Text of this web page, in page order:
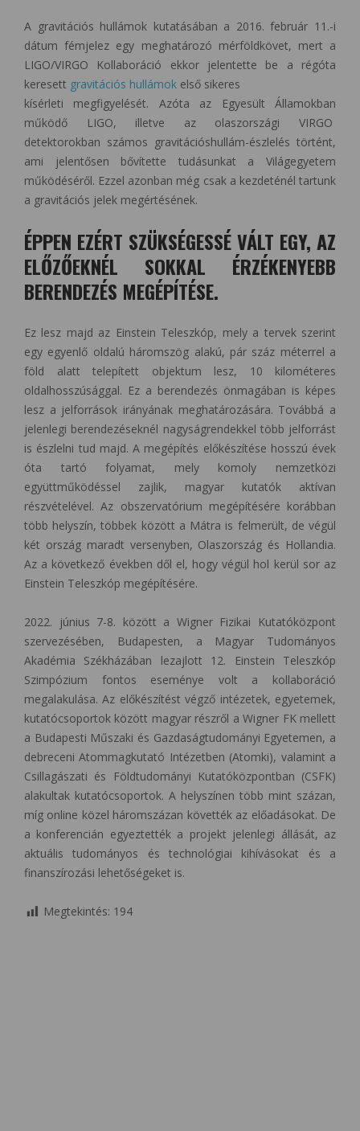
A gravitációs hullámok kutatásában a 2016. február 11.-i
dátum fémjelez egy meghatározó mérföldkövet, mert a
LIGO/VIRGO Kollaboráció ekkor jelentette be a régóta
keresett gravitációs hullámok első sikeres
kísérleti megfigyelését. Azóta az Egyesült Államokban
működő LIGO, illetve az olaszországi VIRGO
detektorokban számos gravitációshullám-észlelés történt,
ami jelentősen bővítette tudásunkat a Világegyetem
működéséről. Ezzel azonban még csak a kezdeténél tartunk
a gravitációs jelek megértésének.
ÉPPEN EZÉRT SZÜKSÉGESSÉ VÁLT EGY, AZ
ELŐZŐEKNÉL SOKKAL ÉRZÉKENYEBB
BERENDEZÉS MEGÉPÍTÉSE.
Ez lesz majd az Einstein Teleszkóp, mely a tervek szerint
egy egyenlő oldalú háromszög alakú, pár száz méterrel a
föld alatt telepített objektum lesz, 10 kilométeres
oldalhosszúsággal. Ez a berendezés önmagában is képes
lesz a jelforrások irányának meghatározására. Továbbá a
jelenlegi berendezéseknél nagyságrendekkel több jelforrást
is észlelni tud majd. A megépítés előkészítése hosszú évek
óta tartó folyamat, mely komoly nemzetközi
együttműködéssel zajlik, magyar kutatók aktívan
részvételével. Az obszervatórium megépítésére korábban
több helyszín, többek között a Mátra is felmerült, de végül
két ország maradt versenyben, Olaszország és Hollandia.
Az a következő években dől el, hogy végül hol kerül sor az
Einstein Teleszkóp megépítésére.
2022. június 7-8. között a Wigner Fizikai Kutatóközpont
szervezésében, Budapesten, a Magyar Tudományos
Akadémia Székházában lezajlott 12. Einstein Teleszkóp
Szimpózium fontos eseménye volt a kollaboráció
megalakulása. Az előkészítést végző intézetek, egyetemek,
kutatócsoportok között magyar részről a Wigner FK mellett
a Budapesti Műszaki és Gazdaságtudományi Egyetemen, a
debreceni Atommagkutató Intézetben (Atomki), valamint a
Csillagászati és Földtudományi Kutatóközpontban (CSFK)
alakultak kutatócsoportok. A helyszínen több mint százan,
míg online közel háromszázan követték az előadásokat. De
a konferencián egyeztették a projekt jelenlegi állását, az
aktuális tudományos és technológiai kihívásokat és a
finanszírozási lehetőségeket is.
Megtekintés: 194